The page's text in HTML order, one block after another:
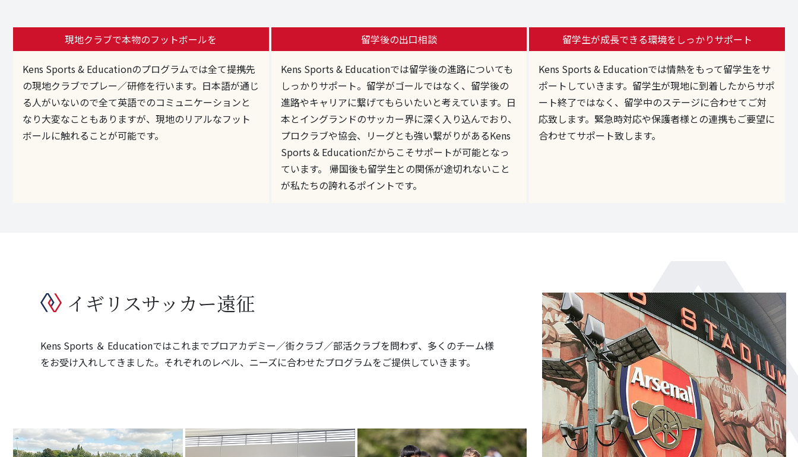
現地クラブで本物のフットボールを
Kens Sports & Educationのプログラムでは全て提携先
の現地クラブでプレー／研修を行います。日本語が通じ
る人がいないので全て英語でのコミュニケーションと
なり大変なこともありますが、現地のリアルなフット
ボールに触れることが可能です。
留学後の出口相談
Kens Sports & Educationでは留学後の進路についても
しっかりサポート。留学がゴールではなく、留学後の
進路やキャリアに繋げてもらいたいと考えています。日
本とイングランドのサッカー界に深く入り込んでおり、
プロクラブや協会、リーグとも強い繋がりがあるKens
Sports & Educationだからこそサポートが可能となっ
ています。 帰国後も留学生との関係が途切れないこと
が私たちの誇れるポイントです。
留学生が成長できる環境をしっかりサポート
Kens Sports & Educationでは情熱をもって留学生をサ
ポートしていきます。留学生が現地に到着したからサポ
ート終了ではなく、留学中のステージに合わせてご対
応致します。緊急時対応や保護者様との連携もご要望に
合わせてサポート致します。
イギリスサッカー遠征
Kens Sports ＆ Educationではこれまでプロアカデミー／街クラブ／部活クラブを問わず、多くのチーム様
をお受け入れしてきました。それぞれのレベル、ニーズに合わせたプログラムをご提供していきます。